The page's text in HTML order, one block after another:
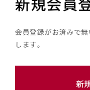
会員登録がお済みで
します。
新